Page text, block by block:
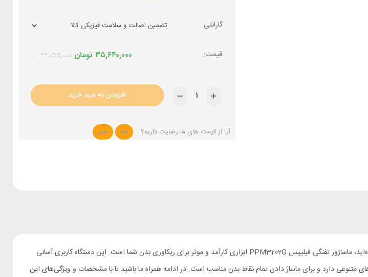
گارانتی
۴۲,۰۵۵,۰۰۰ تومان ۳۵,۶۴۰,۰۰۰
افزودن به سبد خرید
آیا از قیمت های ما رضایت دارید؟ بله خیر
اگر یک ورزشکار حرفه‌ای هستید و یا ساعات طولانی را در محیط کار سپری می‌کنید که دچار درد عضلانی شده‌اید، ماساژور تفنگی فیلیپس PPM3202G ابزاری کارآمد و موثر برای ریکاوری بدن شما است. این دستگاه کاربری آسانی
متنوعی دارد و برای ماساژ دادن تمام نقاط بدن مناسب است. در ادامه همراه ما باشید تا با مشخصات و ویژگی‌های این